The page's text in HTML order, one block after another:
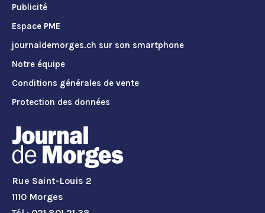
Publicité
Espace PME
journaldemorges.ch sur son smartphone
Notre équipe
Conditions générales de vente
Protection des données
Rue Saint-Louis 2
1110 Morges